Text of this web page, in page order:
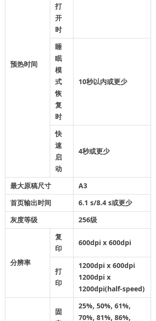
预热时间
打
开
时
睡
眠
模
式
恢
复
时
10秒以内或更少
快
速
启
动
4秒或更少
最大原稿尺寸
A3
首页输出时间
6.1 s/8.4 s或更少
灰度等级
256级
分辨率
复
印
600dpi x 600dpi
打
印
1200dpi x 600dpi
1200dpi x
1200dpi(half-speed)
固
25%, 50%, 61%,
70%, 81%, 86%,